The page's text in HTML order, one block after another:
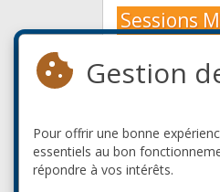
Sessions
Web3
What the
Sessions
Biometrics:
Gestion
Pour offrir une bonne
essentiels au bon
répondre à vos intérêts.